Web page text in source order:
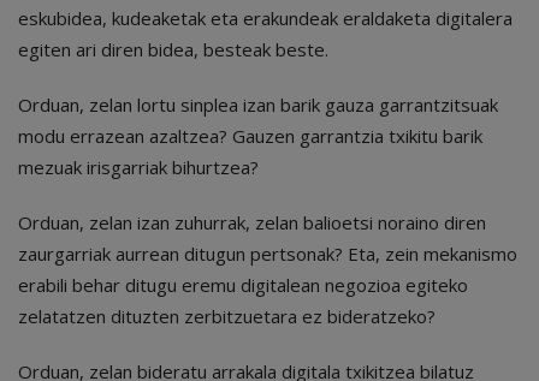
eskubidea, kudeaketak eta erakundeak eraldaketa digitalera
egiten ari diren bidea, besteak beste.
Orduan, zelan lortu sinplea izan barik gauza garrantzitsuak
modu errazean azaltzea? Gauzen garrantzia txikitu barik
mezuak irisgarriak bihurtzea?
Orduan, zelan izan zuhurrak, zelan balioetsi noraino diren
zaurgarriak aurrean ditugun pertsonak? Eta, zein mekanismo
erabili behar ditugu eremu digitalean negozioa egiteko
zelatatzen dituzten zerbitzuetara ez bideratzeko?
Orduan, zelan bideratu arrakala digitala txikitzea bilatuz